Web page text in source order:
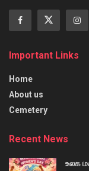
Important Links
Home
About us
Cemetery
Recent News
உலக